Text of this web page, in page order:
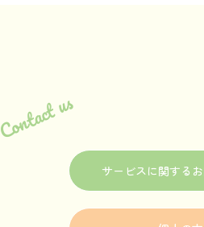
us
サービスに関する